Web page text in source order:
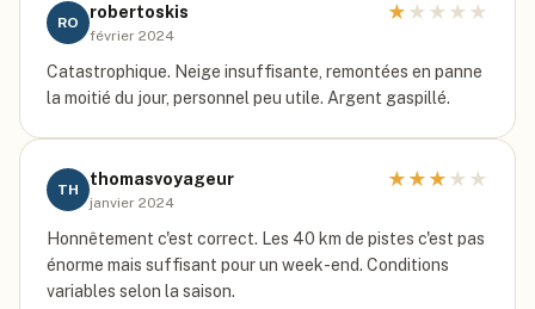
RO
robertoskis
février 2024
★ ★ ★ ★ ★
Catastrophique. Neige insuffisante, remontées en panne
la moitié du jour, personnel peu utile. Argent gaspillé.
TH
thomasvoyageur
janvier 2024
★ ★ ★ ★ ★
Honnêtement c'est correct. Les 40 km de pistes c'est pas
énorme mais suffisant pour un week-end. Conditions
variables selon la saison.